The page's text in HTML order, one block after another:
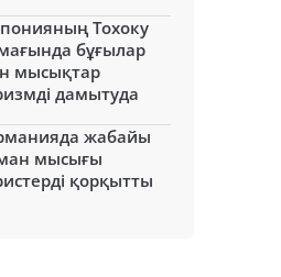
Тохоку
бұғылар
мысықтар
дамытуда
жабайы
мысығы
қорқытты